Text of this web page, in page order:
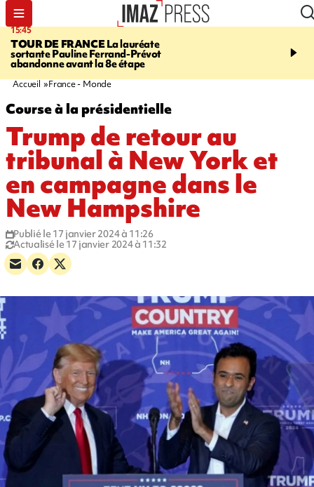
15:45
TOUR DE FRANCELa lauréate
sortante Pauline Ferrand-Prévot
abandonne avant la 8e étape
20:17
routière, concours de
Accueil France - Monde
Course à la présidentielle
Trump de retour au
tribunal à New York et
en campagne dans le
New Hampshire
Publié le 17 janvier 2024 à 11:26
Actualisé le 17 janvier 2024 à 11:32